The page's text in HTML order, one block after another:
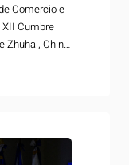
Comercio e
Cumbre
Zhuhai, China.
el Banco